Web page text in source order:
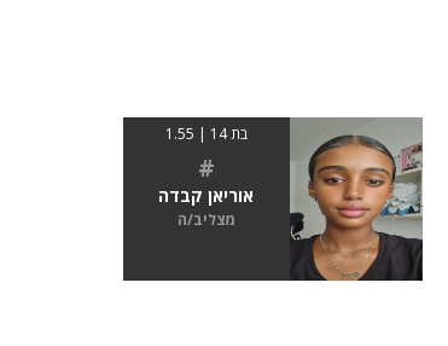
בת 14 | 1.55
#
אוריאן קבדה
מצליב/ה